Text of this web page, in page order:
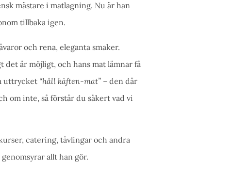
mästare i matlagning. Nu är han
tillbaka igen.
och rena, eleganta smaker.
det är möjligt, och hans mat lämnar få
uttrycket “håll käften-mat” – den där
om inte, så förstår du säkert vad vi
catering, tävlingar och andra
allt han gör.